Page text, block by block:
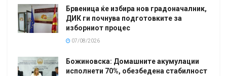
Брвеница ќе избира нов градоначалник,
ДИК ги почнува подготовките за
изборниот процес
07/08/2026
Божиновска: Домашните акумулации
исполнети 70%, обезбедена стабилност